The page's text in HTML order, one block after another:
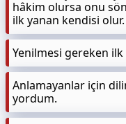
hâkim olursa onu
ilk yanan kendisi olur.
Yenilmesi gereken
Anlamayanlar için
yordum.